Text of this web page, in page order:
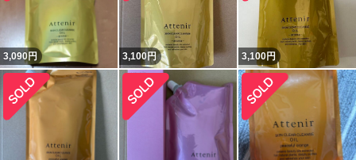
3,090円 3,100円 3,100円